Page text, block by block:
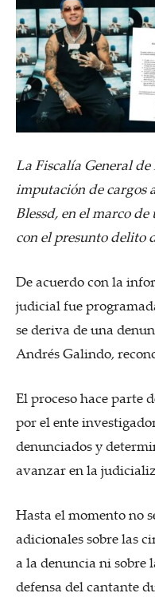
La Fiscalía General
imputación de cargos
Blessd, en el marco
con el presunto delito
De acuerdo con la
judicial fue
se deriva de una
Andrés Galindo,
El proceso hace parte
por el ente
denunciados y
avanzar en la
Hasta el momento no
adicionales sobre las
a la denuncia ni sobre
defensa del cantante